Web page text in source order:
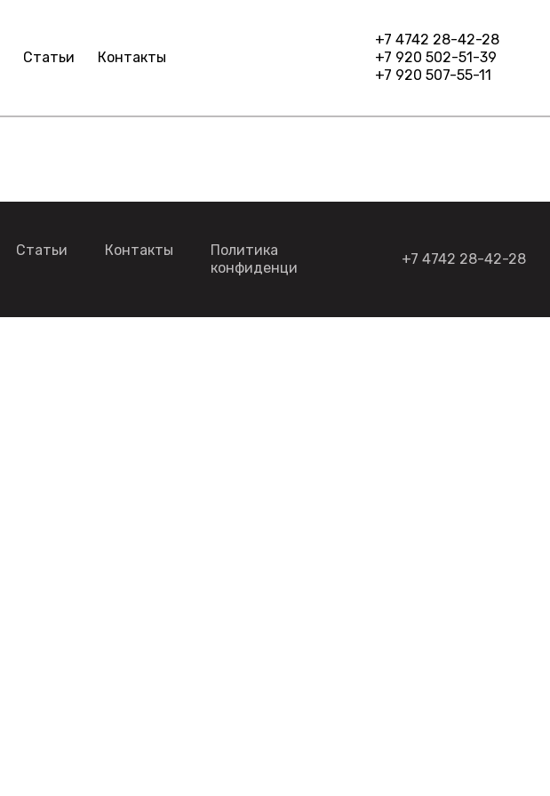
Статьи Контакты
+7 4742 28-42-28
+7 920 502-51-39
+7 920 507-55-11
Статьи Контакты
Политика
конфиденциальности
+7 4742 28-42-28